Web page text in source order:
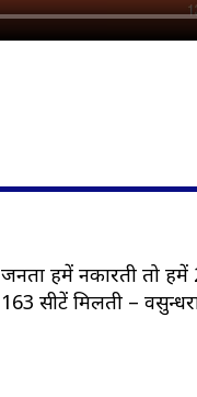
जनता हमें नकारती तो
163 सीटें मिलती –